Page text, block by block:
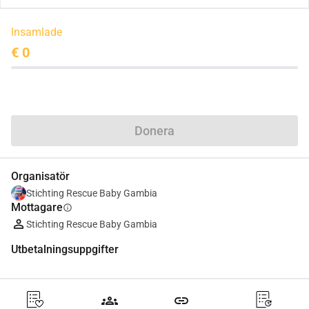
Insamlade
€ 0
Donera
Organisatör
Stichting Rescue Baby Gambia
Mottagareinfo
Stichting Rescue Baby Gambia
Utbetalningsuppgifter
groups link